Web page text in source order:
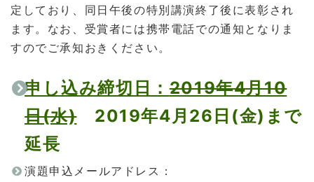
定しており、同日午後の特別講演終了後に表彰され
ます。なお、受賞者には携帯電話での通知となりま
すのでご承知おきください。
申し込み締切日：2019年4月10
日(水)2019年4月26日(金)まで
延長
演題申込メールアドレス：